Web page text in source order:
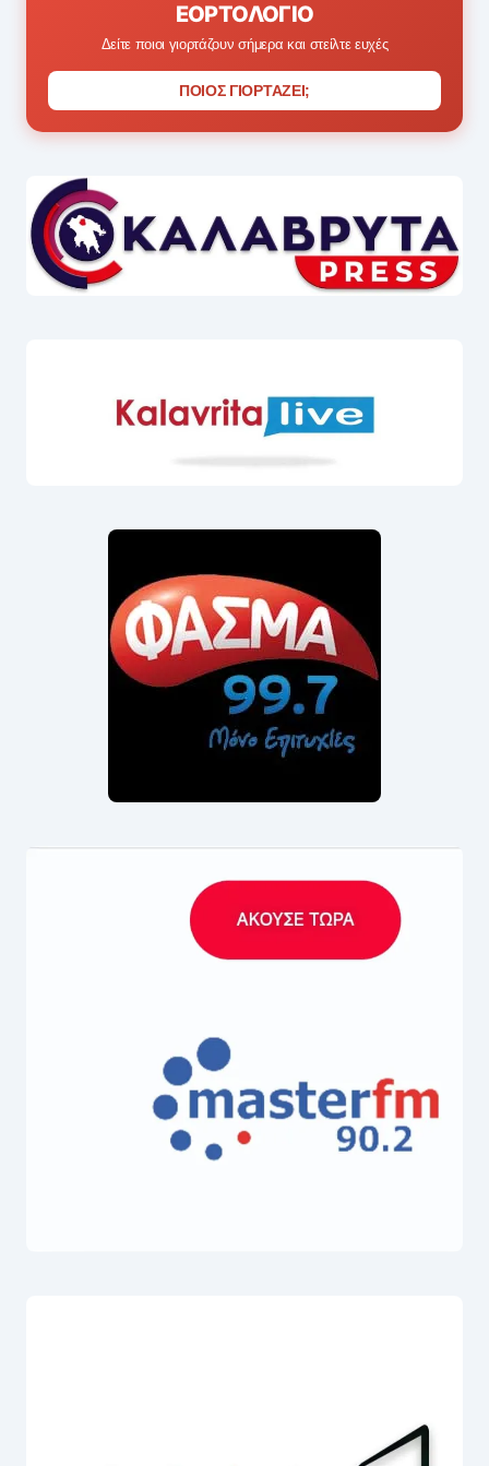
ΕΟΡΤΟΛΌΓΙΟ
Δείτε ποιοι γιορτάζουν σήμερα και στείλτε ευχές
ΠΟΙΟΣ ΓΙΟΡΤΑΖΕΙ;